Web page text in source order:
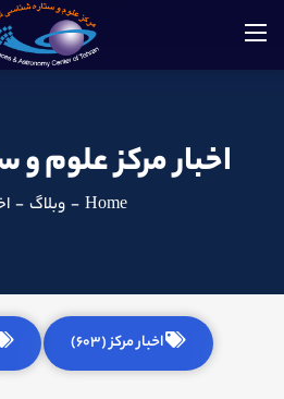
اخبار مرکز علوم
Home
- وبلاگ -
اخبار مرکز (603)